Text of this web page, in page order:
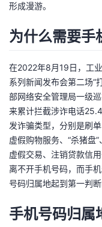
坛
圈
子
的
直
播
我
的
活
动
我
的
关
注
我
的
开
发
者
我
的
Programs
我
的
支
形成漫游。
为什么需要手
在2022年8月19日，工
系列新闻发布会第二场“
部网络安全管理局一级
来累计拦截涉诈电话
发诈骗类型，分别是刷
虚假购物服务、“杀猪盘
虚假交易、注销贷款信
离不开手机号码，而手
号码归属地起到第一判断
手机号码归属